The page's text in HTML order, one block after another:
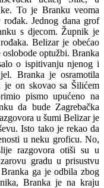
To je Branku veoma
Jednog dana grof
s djecom. Župnik je
Belizar je obećao
optužbi. Branka
o ispitivanju njenog i
Branka je osramotila
on skovao sa Šilićem
pismo upućeno na
da bude Zagrebačka
u šumi Belizar je
Isto tako je rekao da
u neku groficu. No,
razgovora otiši su u
gradu u prisustvu
ga je odbila zbog
Branka je na kraju